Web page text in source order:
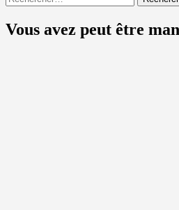
Vous avez peut être